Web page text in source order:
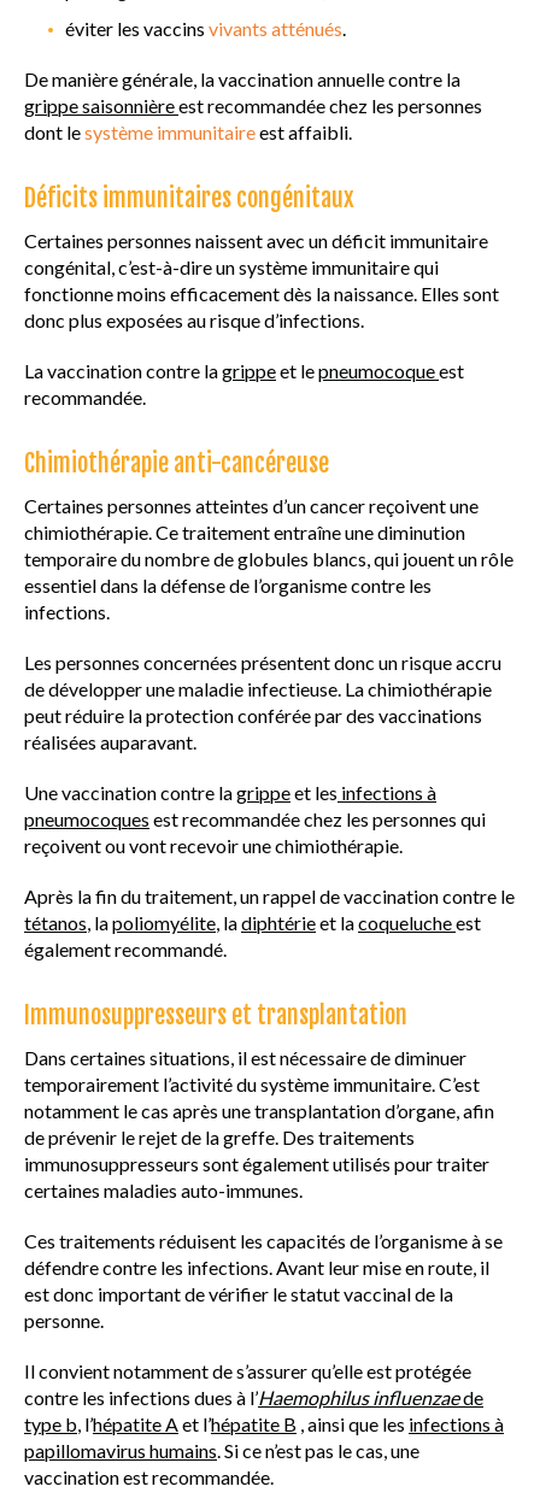
éviter les vaccins vivants atténués.
De manière générale, la vaccination annuelle contre la
grippe saisonnièreest recommandée chez les personnes
dont lesystème immunitaireest affaibli.
Déficits immunitaires congénitaux
Certaines personnes naissent avec un déficit immunitaire
congénital, c’est-à-dire un système immunitaire qui
fonctionne moins efficacement dès la naissance. Elles sont
donc plus exposées au risque d’infections.
La vaccination contre lagrippeet lepneumocoqueest
recommandée.
Chimiothérapie anti-cancéreuse
Certaines personnes atteintes d’un cancer reçoivent une
chimiothérapie. Ce traitement entraîne une diminution
temporaire du nombre de globules blancs, qui jouent un rôle
essentiel dans la défense de l’organisme contre les
infections.
Les personnes concernées présentent donc un risque accru
de développer une maladie infectieuse. La chimiothérapie
peut réduire la protection conférée par des vaccinations
réalisées auparavant.
Une vaccination contre lagrippeet les infections à
pneumocoques est recommandée chez les personnes qui
reçoivent ou vont recevoir une chimiothérapie.
Après la fin du traitement, un rappel de vaccination contre le
tétanos, lapoliomyélite, ladiphtérieet lacoquelucheest
également recommandé.
Immunosuppresseurs et transplantation
Dans certaines situations, il est nécessaire de diminuer
temporairement l’activité du système immunitaire. C’est
notamment le cas après une transplantation d’organe, afin
de prévenir le rejet de la greffe. Des traitements
immunosuppresseurs sont également utilisés pour traiter
certaines maladies auto-immunes.
Ces traitements réduisent les capacités de l’organisme à se
défendre contre les infections. Avant leur mise en route, il
est donc important de vérifier le statut vaccinal de la
personne.
Il convient notamment de s’assurer qu’elle est protégée
contre les infections dues à l’Haemophilusinfluenzaede
type b, l’hépatite Aet l’hépatite B , ainsi que les infections à
papillomavirus humains. Si ce n’est pas le cas, une
vaccination est recommandée.